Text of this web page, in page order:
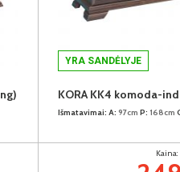
YRA SANDĖLYJE
KORA KK4 komoda-
Išmatavimai: A: 97cm P: 168cm
Kaina: